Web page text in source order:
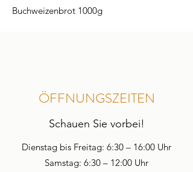
Buchweizenbrot 1000g
ÖFFNUNGSZEITEN
Schauen Sie vorbei!
Dienstag bis Freitag: 6:30 – 16:00 Uhr
Samstag: 6:30 – 12:00 Uhr